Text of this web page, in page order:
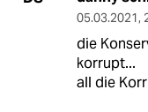
05.03.2021,
die
korrupt...
all die